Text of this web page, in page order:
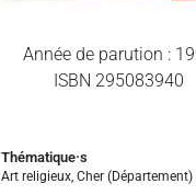
Année de parution :
ISBN 295083940
Thématique·s
Art religieux ,Cher (Département)